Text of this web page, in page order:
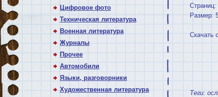
Цифровое фото
Техническая литература
Военная литература
Журналы
Прочее
Автомобили
Языки, разговорники
Художественная литература
Страниц:
Размер:
Скачать
Теги: